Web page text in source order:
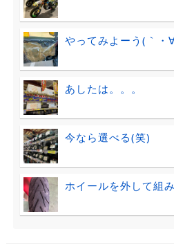
やってみよーう(｀・
あしたは。。。
今なら選べる(笑)
ホイールを外して組